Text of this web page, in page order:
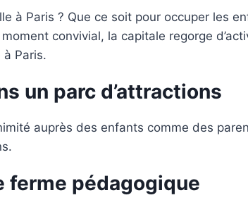
à Paris ? Que ce soit pour occuper les
convivial, la capitale regorge
Paris.
un parc d’attractions
auprès des enfants comme des
ferme pédagogique